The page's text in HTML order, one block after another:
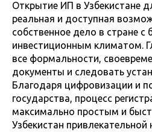
Открытие ИП в Узбекистане
реальная и доступная
собственное дело в стране с
инвестиционным климатом.
все формальности,
документы и следовать
Благодаря цифровизации и
государства, процесс
максимально простым и
Узбекистан